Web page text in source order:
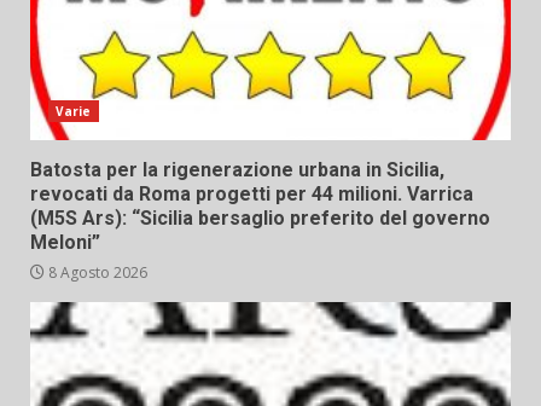
Varie
Batosta per la rigenerazione urbana in Sicilia,
revocati da Roma progetti per 44 milioni. Varrica
(M5S Ars): “Sicilia bersaglio preferito del governo
Meloni”
8 Agosto 2026